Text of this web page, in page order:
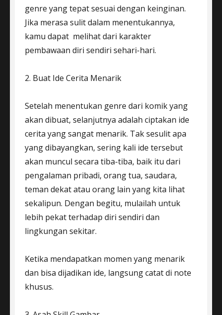
genre yang tepat sesuai dengan keinginan.
Jika merasa sulit dalam menentukannya,
kamu dapat melihat dari karakter
pembawaan diri sendiri sehari-hari.
2. Buat Ide Cerita Menarik
Setelah menentukan genre dari komik yang
akan dibuat, selanjutnya adalah ciptakan ide
cerita yang sangat menarik. Tak sesulit apa
yang dibayangkan, sering kali ide tersebut
akan muncul secara tiba-tiba, baik itu dari
pengalaman pribadi, orang tua, saudara,
teman dekat atau orang lain yang kita lihat
sekalipun. Dengan begitu, mulailah untuk
lebih pekat terhadap diri sendiri dan
lingkungan sekitar.
Ketika mendapatkan momen yang menarik
dan bisa dijadikan ide, langsung catat di note
khusus.